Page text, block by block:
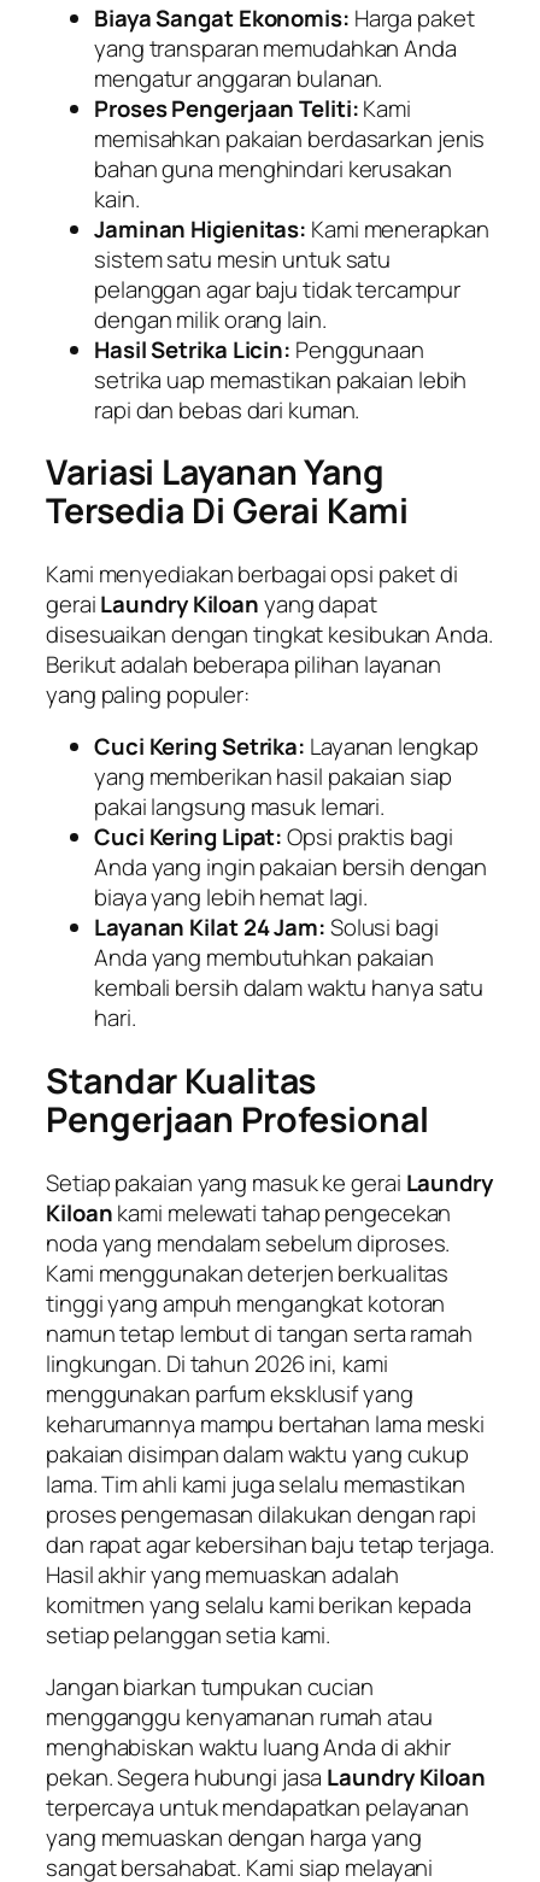
Biaya Sangat Ekonomis: Harga paket
yang transparan memudahkan Anda
mengatur anggaran bulanan.
Proses Pengerjaan Teliti:Kami
memisahkan pakaian berdasarkan jenis
bahan guna menghindari kerusakan
kain.
Jaminan Higienitas: Kami menerapkan
sistem satu mesin untuk satu
pelanggan agar baju tidak tercampur
dengan milik orang lain.
Hasil Setrika Licin: Penggunaan
setrika uap memastikan pakaian lebih
rapi dan bebas dari kuman.
Variasi Layanan Yang
Tersedia Di Gerai Kami
Kami menyediakan berbagai opsi paket di
geraiLaundry Kiloanyang dapat
disesuaikan dengan tingkat kesibukan Anda.
Berikut adalah beberapa pilihan layanan
yang paling populer:
Cuci Kering Setrika: Layanan lengkap
yang memberikan hasil pakaian siap
pakai langsung masuk lemari.
Cuci Kering Lipat:Opsi praktis bagi
Anda yang ingin pakaian bersih dengan
biaya yang lebih hemat lagi.
Layanan Kilat 24 Jam:Solusi bagi
Anda yang membutuhkan pakaian
kembali bersih dalam waktu hanya satu
hari.
Standar Kualitas
Pengerjaan Profesional
Setiap pakaian yang masuk ke gerai Laundry
Kiloankami melewati tahap pengecekan
noda yang mendalam sebelum diproses.
Kami menggunakan deterjen berkualitas
tinggi yang ampuh mengangkat kotoran
namun tetap lembut di tangan serta ramah
lingkungan. Di tahun 2026 ini, kami
menggunakan parfum eksklusif yang
keharumannya mampu bertahan lama meski
pakaian disimpan dalam waktu yang cukup
lama. Tim ahli kami juga selalu memastikan
proses pengemasan dilakukan dengan rapi
dan rapat agar kebersihan baju tetap terjaga.
Hasil akhir yang memuaskan adalah
komitmen yang selalu kami berikan kepada
setiap pelanggan setia kami.
Jangan biarkan tumpukan cucian
mengganggu kenyamanan rumah atau
menghabiskan waktu luang Anda di akhir
pekan. Segera hubungi jasa Laundry Kiloan
terpercaya untuk mendapatkan pelayanan
yang memuaskan dengan harga yang
sangat bersahabat. Kami siap melayani